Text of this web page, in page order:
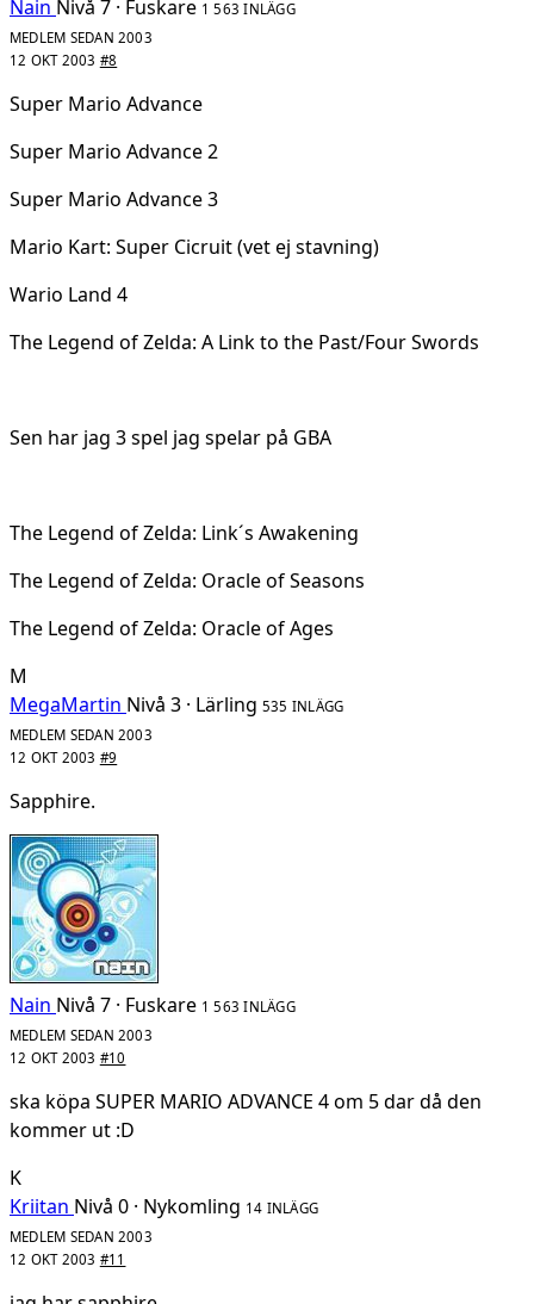
Nain Nivå 7 · Fuskare 1 563 INLÄGG
MEDLEM SEDAN 2003
12 OKT 2003 #8
Super Mario Advance
Super Mario Advance 2
Super Mario Advance 3
Mario Kart: Super Cicruit (vet ej stavning)
Wario Land 4
The Legend of Zelda: A Link to the Past/Four Swords
Sen har jag 3 spel jag spelar på GBA
The Legend of Zelda: Link´s Awakening
The Legend of Zelda: Oracle of Seasons
The Legend of Zelda: Oracle of Ages
M
MegaMartin Nivå 3 · Lärling 535 INLÄGG
MEDLEM SEDAN 2003
12 OKT 2003 #9
Sapphire.
Nain Nivå 7 · Fuskare 1 563 INLÄGG
MEDLEM SEDAN 2003
12 OKT 2003 #10
ska köpa SUPER MARIO ADVANCE 4 om 5 dar då den
kommer ut :D
K
Kriitan Nivå 0 · Nykomling 14 INLÄGG
MEDLEM SEDAN 2003
12 OKT 2003 #11